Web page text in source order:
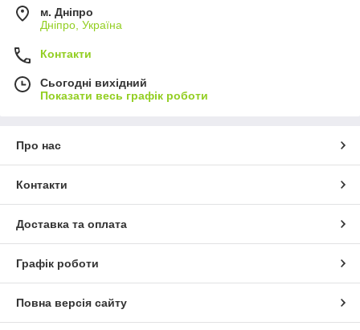
м. Дніпро
Дніпро, Україна
Контакти
Сьогодні вихідний
Показати весь графік роботи
Про нас
Контакти
Доставка та оплата
Графік роботи
Повна версія сайту